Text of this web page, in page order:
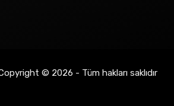
© 2026 - Tüm hakları saklıdır